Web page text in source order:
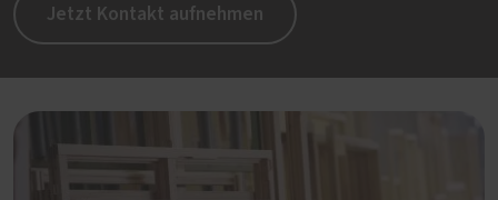
Jetzt Kontakt aufnehmen